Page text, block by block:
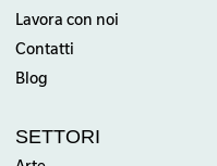
Lavora con noi
Contatti
Blog
SETTORI